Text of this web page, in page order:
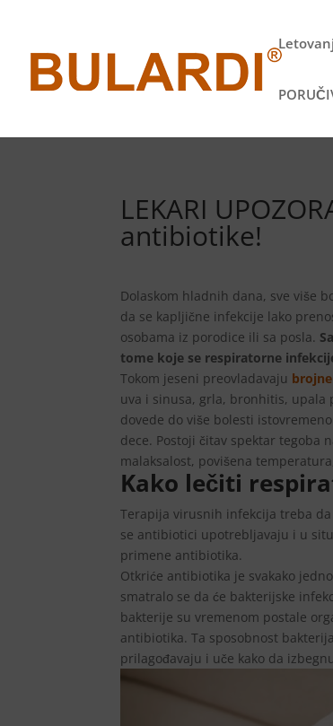
LEKARI
antibiotike!
Dolaskom hladnih dana, sve više
da se kapljične infekcije lako
osobama iz porodice ili sa posla.
tome koje se respiratorne
Tokom jeseni preovladavaju
uva i sinusa, grla, bronhitis, upala
dovede do više bolesti
dece. Postoji čitav spektar tegoba
malaksalost, povišena
Kako lečiti
Terapija virusnih infekcija treba
se antibiotici upotrebljavaju i u
primene antibiotika.
Otkriće antibiotika je svakako
smatralo se da će bakterijske
bakterije su vremenom postale
antibiotika. Ta sposobnost
prilagođavaju i uče kako da